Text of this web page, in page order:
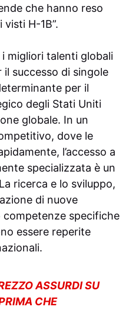
che hanno reso
H-1B”.
migliori talenti globali
successo di singole
per il
degli Stati Uniti
globale. In un
dove le
l’accesso a
specializzata è un
ricerca e lo sviluppo,
di nuove
specifiche
essere reperite
ASSURDI SU
CHE